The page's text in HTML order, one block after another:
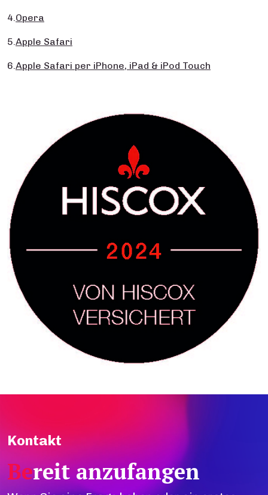
4.Opera
5.Apple Safari
6.Apple Safari per iPhone, iPad & iPod Touch
Kontakt
Bereit anzufangen